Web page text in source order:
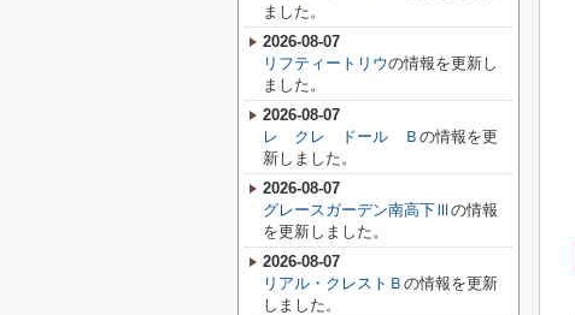
ました。
2026-08-07
リフティートリウの情報を更新し
ました。
2026-08-07
レ クレ ドール Ｂ の情報を更
新しました。
2026-08-07
グレースガーデン南高下Ⅲの情報
を更新しました。
2026-08-07
リアル・クレストＢ の情報を更新
しました。